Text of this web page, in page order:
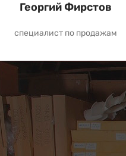
Георгий Фирстов
специалист по продажам